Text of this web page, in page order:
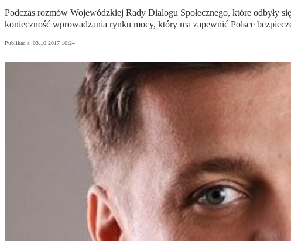
Podczas rozmów Wojewódzkiej Rady Dialogu Społecznego, które odbyły
konieczność wprowadzania rynku mocy, który ma zapewnić Polsce
Publikacja: 03.10.2017 16:24